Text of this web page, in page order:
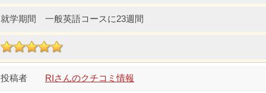
一般英語コースに23週間
RIさんのクチコミ情報